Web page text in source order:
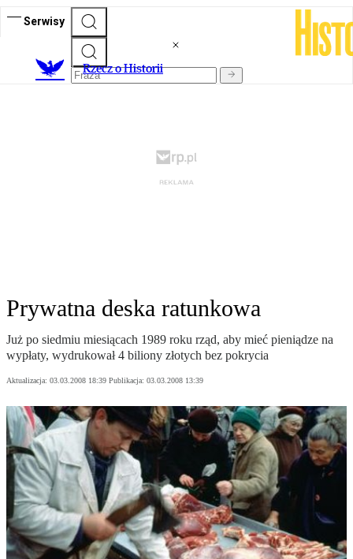
Serwisy
Rzecz o Historii
Prywatna deska ratunkowa
Już po siedmiu miesiącach 1989 roku rząd, aby mieć pieniądze na
wypłaty, wydrukował 4 biliony złotych bez pokrycia
Aktualizacja: 03.03.2008 18:39 Publikacja: 03.03.2008 13:39